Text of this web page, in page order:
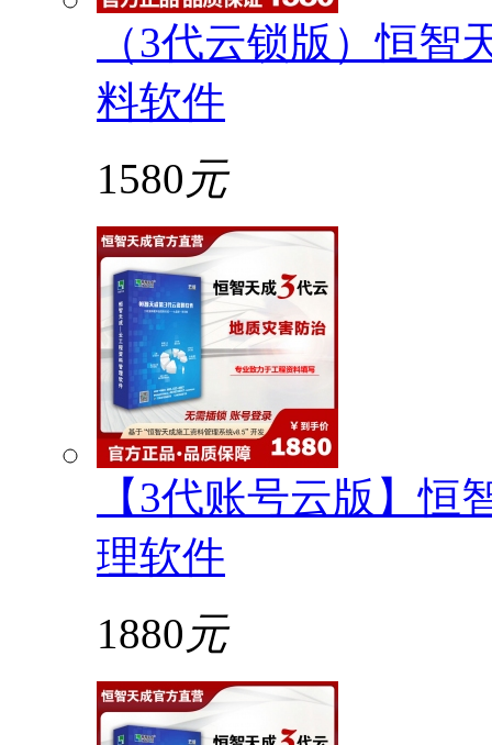
（3代云锁版）恒
料软件
1580 元
【3代账号云版】
理软件
1880 元